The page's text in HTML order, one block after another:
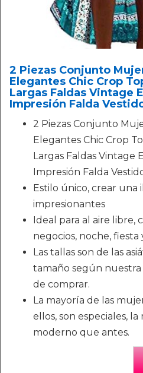
2 Piezas Conjunto
Elegantes Chic Crop
Largas Faldas Vintage
Impresión Falda
2 Piezas Conjunto
Elegantes Chic Crop
Largas Faldas Vintage
Impresión Falda
Estilo único, crear una
impresionantes
Ideal para al aire libre,
negocios, noche, fiesta
Las tallas son de las
tamaño según
de comprar.
La mayoría de las
ellos, son especiales,
moderno que antes.